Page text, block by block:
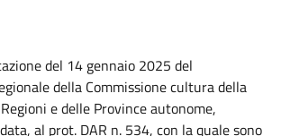
del 14 gennaio 2025 del
della Commissione cultura della
e delle Province autonome,
al prot. DAR n. 534, con la quale sono